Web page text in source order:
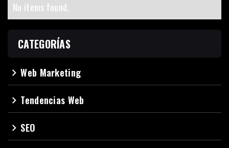
No items found.
CATEGORÍAS
navigate_nextWeb Marketing
navigate_next Tendencias Web
navigate_next SEO